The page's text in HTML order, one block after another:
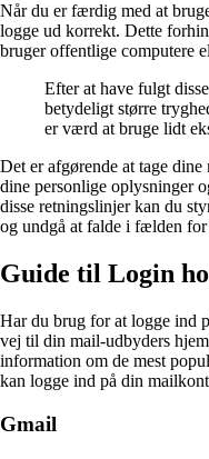
Når du er færdig med at
logge ud korrekt. Dette
bruger offentlige computere
Efter at have fulgt
betydeligt større
er værd at bruge lidt
Det er afgørende at tage
dine personlige oplysninger
disse retningslinjer kan du
og undgå at falde i fælden
Guide til Login
Har du brug for at logge ind
vej til din mail-udbyders
information om de mest
kan logge ind på din
Gmail